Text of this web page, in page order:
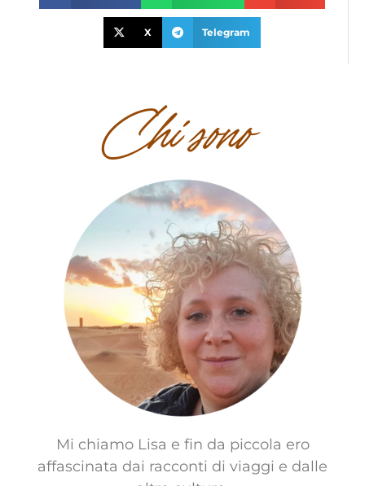
X Telegram
Chi sono
Mi chiamo Lisa e fin da piccola ero
affascinata dai racconti di viaggi e dalle